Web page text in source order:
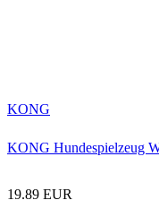
KONG
KONG Hundespielzeug
19.89 EUR